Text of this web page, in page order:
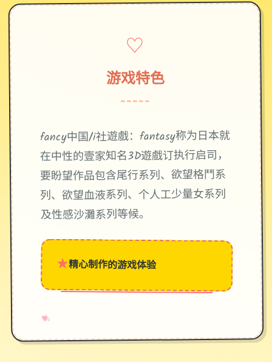
♡
游戏特色
~~~~~
fancy中国/i社遊戲：fantasy称为日本就
在中性的壹家知名3D遊戲订执行启司，
要盼望作品包含尾行系列、欲望格鬥系
列、欲望血液系列、个人工少量女系列
及性感沙灘系列等候。
★精心制作的游戏体验
♥
✧
→